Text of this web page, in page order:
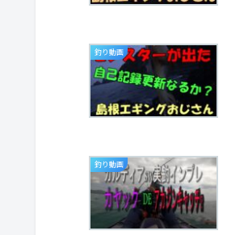
釣り動画
釣り動画